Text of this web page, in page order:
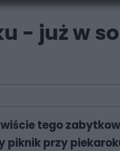
- już w
tego
piknik przy